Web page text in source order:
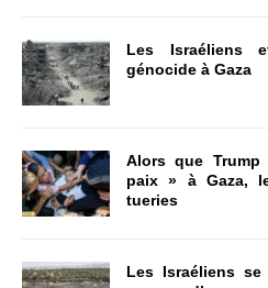
Les Israéliens
génocide à Gaza
Alors que
paix » à Gaza,
tueries
Les Israéliens